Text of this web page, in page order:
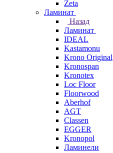
Zeta
Ламинат
Назад
Ламинат
IDEAL
Kastamonu
Krono Original
Kronospan
Kronotex
Loc Floor
Floorwood
Aberhof
AGT
Classen
EGGER
Kronopol
Ламинели